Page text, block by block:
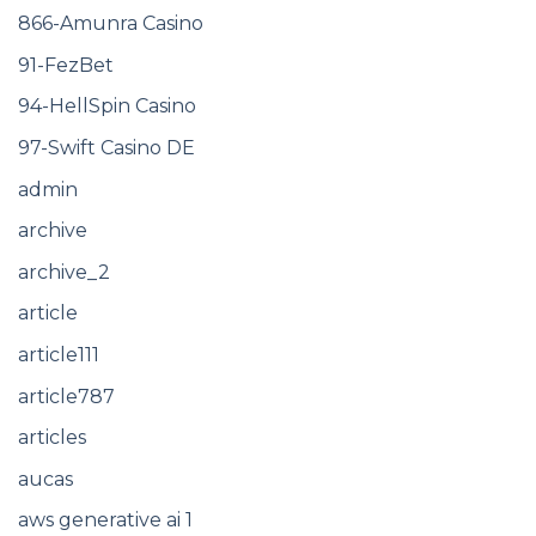
866-Amunra Casino
91-FezBet
94-HellSpin Casino
97-Swift Casino DE
admin
archive
archive_2
article
article111
article787
articles
aucas
aws generative ai 1